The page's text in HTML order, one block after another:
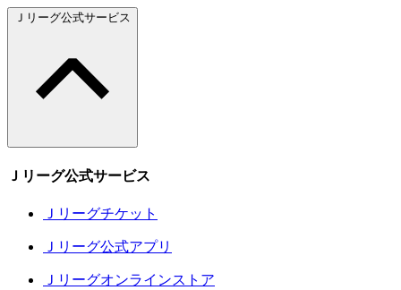
Ｊリーグ公式サービス
Ｊリーグ公式サービス
Ｊリーグチケット
Ｊリーグ公式アプリ
Ｊリーグオンラインストア